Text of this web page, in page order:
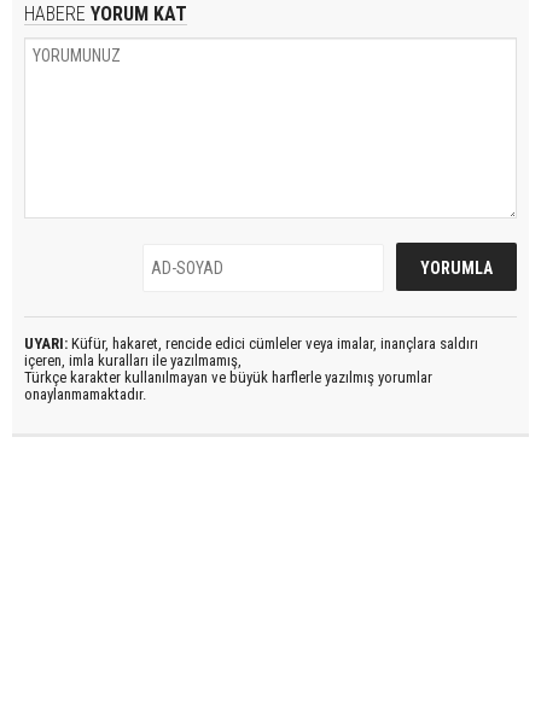
HABERE YORUM KAT
UYARI: Küfür, hakaret, rencide edici cümleler veya imalar, inançlara saldırı
içeren, imla kuralları ile yazılmamış,
Türkçe karakter kullanılmayan ve büyük harflerle yazılmış yorumlar
onaylanmamaktadır.